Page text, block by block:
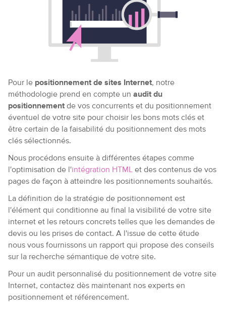
Pour le positionnement de sites Internet, notre
méthodologie prend en compte un audit du
positionnement de vos concurrents et du positionnement
éventuel de votre site pour choisir les bons mots clés et
être certain de la faisabilité du positionnement des mots
clés sélectionnés.
Nous procédons ensuite à différentes étapes comme
l'optimisation de l'intégration HTML et des contenus de vos
pages de façon à atteindre les positionnements souhaités.
La définition de la stratégie de positionnement est
l'élément qui conditionne au final la visibilité de votre site
internet et les retours concrets telles que les demandes de
devis ou les prises de contact. A l'issue de cette étude
nous vous fournissons un rapport qui propose des conseils
sur la recherche sémantique de votre site.
Pour un audit personnalisé du positionnement de votre site
Internet, contactez dès maintenant nos experts en
positionnement et référencement.